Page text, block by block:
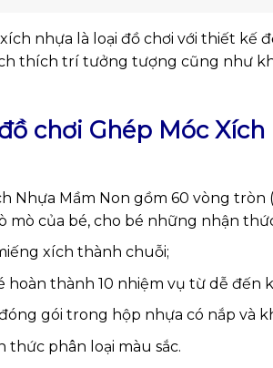
nhựa là loại đồ chơi với thiết kế
thích trí tưởng tượng cũng như
chơi Ghép Móc
Nhựa Mầm Non gồm 60 vòng
mò của bé, cho bé những nhận
xích thành chuỗi;
hoàn thành 10 nhiệm vụ từ dễ đến
gói trong hộp nhựa có nắp và
thức phân loại màu sắc.